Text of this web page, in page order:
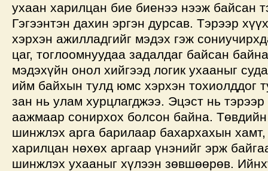
ухаан харилцан бие биенээ нээж байсан
Гэгээнтэн дахин эргэн дурсав. Тэрээр
хэрхэн ажилладгийг мэдэх гэж
цаг, тоглоомнуудаа задалдаг байсан
мэдэхүйн онол хийгээд логик ухааныг
ийм байхын тулд юмс хэрхэн тохиолддог
зан нь улам хурцлагджээ. Эцэст нь
аажмаар сонирхох болсон байна.
шинжлэх арга барилаар бахархахын
харилцан нөхөх аргаар үнэнийг эрж
шинжлэх ухааныг хүлээн зөвшөөрөв.